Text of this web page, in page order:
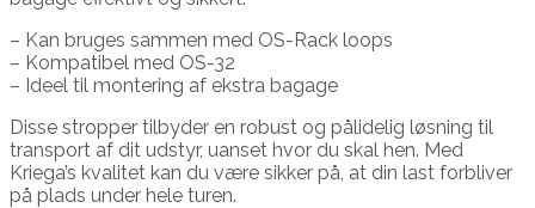
– Kan bruges sammen med OS-Rack loops
– Kompatibel med OS-32
– Ideel til montering af ekstra bagage
Disse stropper tilbyder en robust og pålidelig løsning til
transport af dit udstyr, uanset hvor du skal hen. Med
Kriega’s kvalitet kan du være sikker på, at din last forbliver
på plads under hele turen.